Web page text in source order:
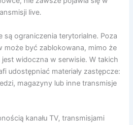
live.
są ograniczenia terytorialne. Poza
może być zablokowana, mimo że
widoczna w serwisie. W takich
udostępniać materiały zastępcze:
magazyny lub inne transmisje
kanału TV, transmisjami